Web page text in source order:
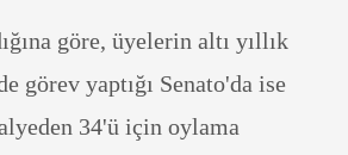
göre, üyelerin altı yıllık
görev yaptığı Senato'da ise
34'ü için oylama